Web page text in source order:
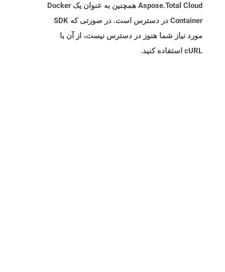
Aspose.Total Cloud همچنین به عنوان یک Docker
Container در دسترس است. در صورتی که SDK
مورد نیاز شما هنوز در دسترس نیست، از آن با
cURL استفاده کنید.